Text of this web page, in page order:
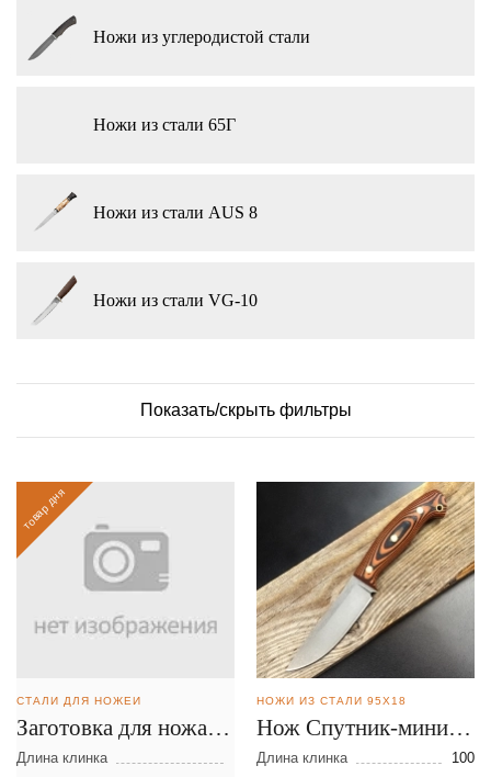
Ножи из углеродистой стали
Ножи из стали 65Г
Ножи из стали AUS 8
Ножи из стали VG-10
Показать/скрыть фильтры
товар дня
СТАЛИ ДЛЯ НОЖЕЙ
Заготовка для ножа из
стали D-2 размеры:
Длина клинка
НОЖИ ИЗ СТАЛИ 95Х18
Нож Спутник-мини из
стали 95Х18
Длина клинка
100